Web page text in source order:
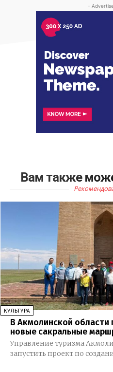
-
Вам также
КУЛЬТУРА
В Акмолинской области
новые сакральные
Управление туризма
запустить проект по